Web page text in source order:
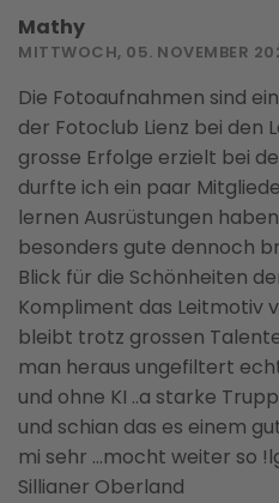
Mathy
MITTWOCH, 05. NOVEMBER
Die Fotoaufnahmen sind
der Fotoclub Lienz bei den
grosse Erfolge erzielt bei
durfte ich ein paar
lernen Ausrüstungen
besonders gute dennoch
Blick für die Schönheiten
Kompliment das Leitmotiv
bleibt trotz grossen
man heraus ungefiltert
und ohne KI ..a starke
und schian das es einem
mi sehr ...mocht weiter so
Sillianer Oberland